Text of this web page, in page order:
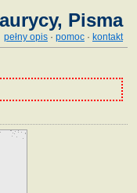
Pisma
pełny opis · pomoc · kontakt